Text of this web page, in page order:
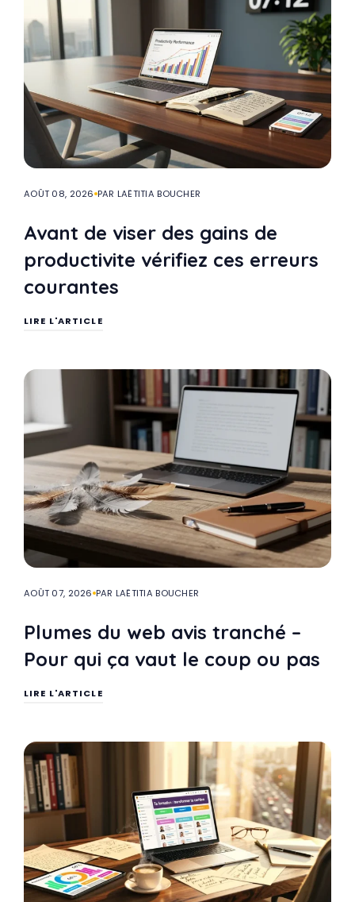
AOÛT 08, 2026 PAR LAËTITIA BOUCHER
Avant de viser des gains de
productivite vérifiez ces erreurs
courantes
LIRE L'ARTICLE
AOÛT 07, 2026 PAR LAËTITIA BOUCHER
Plumes du web avis tranché –
Pour qui ça vaut le coup ou pas
LIRE L'ARTICLE